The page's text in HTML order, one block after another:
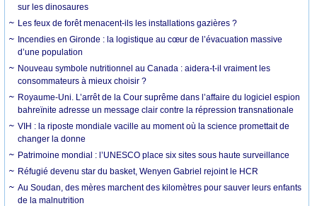
sur les dinosaures
Les feux de forêt menacent-ils les installations gazières ?
Incendies en Gironde : la logistique au cœur de l’évacuation massive
d’une population
Nouveau symbole nutritionnel au Canada : aidera-t-il vraiment les
consommateurs à mieux choisir ?
Royaume-Uni. L’arrêt de la Cour suprême dans l’affaire du logiciel espion
bahreïnite adresse un message clair contre la répression transnationale
VIH : la riposte mondiale vacille au moment où la science promettait de
changer la donne
Patrimoine mondial : l’UNESCO place six sites sous haute surveillance
Réfugié devenu star du basket, Wenyen Gabriel rejoint le HCR
Au Soudan, des mères marchent des kilomètres pour sauver leurs enfants
de la malnutrition